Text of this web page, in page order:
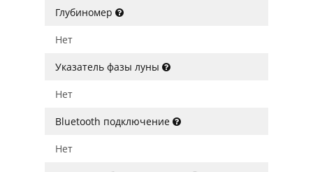
Глубиномер
Нет
Указатель фазы луны
Нет
Bluetooth подключение
Нет